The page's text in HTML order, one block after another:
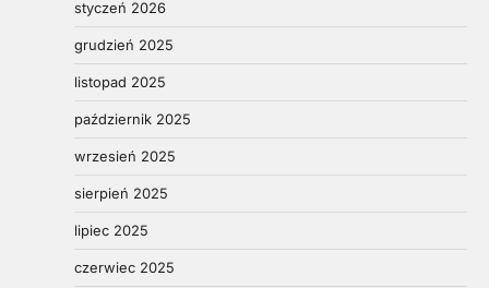
styczeń 2026
grudzień 2025
listopad 2025
październik 2025
wrzesień 2025
sierpień 2025
lipiec 2025
czerwiec 2025